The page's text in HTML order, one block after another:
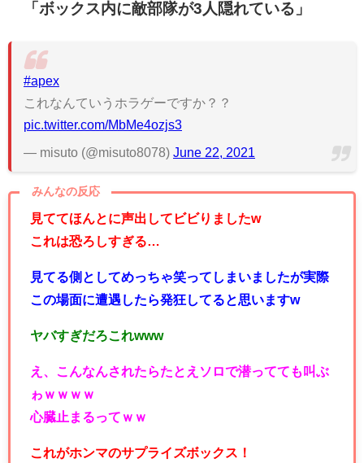
「ボックス内に敵部隊が3人隠れている」
#apex
これなんていうホラゲーですか？？
pic.twitter.com/MbMe4ozjs3
— misuto (@misuto8078) June 22, 2021
みんなの反応
見ててほんとに声出してビビりましたw
これは恐ろしすぎる…
見てる側としてめっちゃ笑ってしまいましたが実際
この場面に遭遇したら発狂してると思いますw
ヤバすぎだろこれwww
え、こんなんされたらたとえソロで潜ってても叫ぶ
ゎｗｗｗｗ
心臓止まるってｗｗ
これがホンマのサプライズボックス！